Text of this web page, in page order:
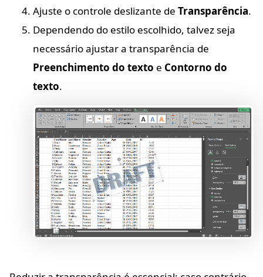
Ajuste o controle deslizante de Transparência.
Dependendo do estilo escolhido, talvez seja
necessário ajustar a transparência de
Preenchimento do texto e Contorno do
texto.